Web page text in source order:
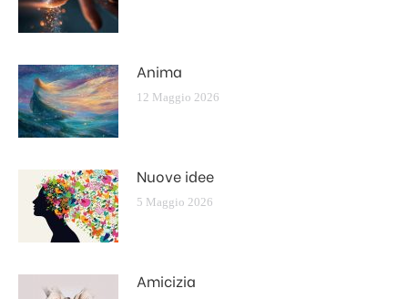
Anima
12 Maggio 2026
Nuove idee
5 Maggio 2026
Amicizia